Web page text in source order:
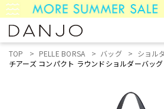
TOP PELLE BORSA バッグ
ショル
チアーズ コンパクト ラウンドショルダーバッ